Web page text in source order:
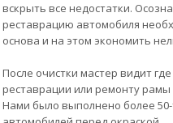
вскрыть все недостатки.
реставрацию автомобиля
основа и на этом экономить
После очистки мастер видит
реставрации или ремонту
Нами было выполнено более